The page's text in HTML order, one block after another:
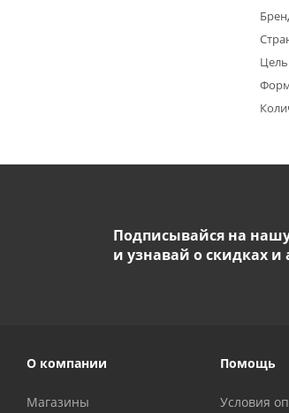
Цель
Подписывайся на
и узнавай о скидках
О компании
Магазины
Помощь
Условия